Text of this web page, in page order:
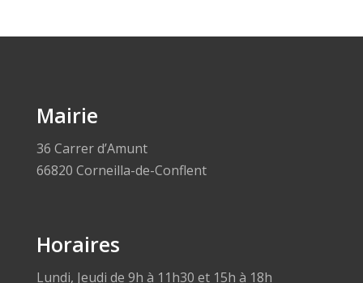
Mairie
36 Carrer d’Amunt
66820 Corneilla-de-Conflent
Horaires
Lundi, Jeudi de 9h à 11h30 et 15h à 18h